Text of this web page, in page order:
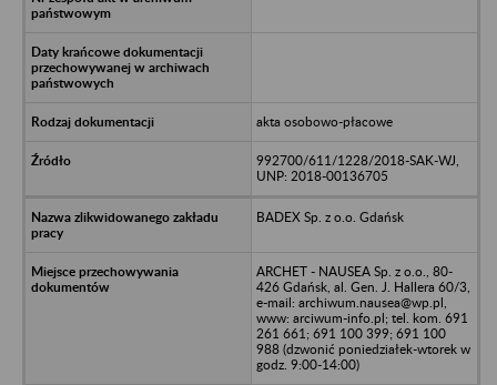
akta osobowo-płacowe
992700/611/1228/2018-SAK-WJ,
UNP: 2018-00136705
BADEX Sp. z o.o. Gdańsk
ARCHET - NAUSEA Sp. z o.o., 80-
426 Gdańsk, al. Gen. J. Hallera 60/3,
e-mail: archiwum.nausea@wp.pl,
www: arciwum-info.pl; tel. kom. 691
261 661; 691 100 399; 691 100
988 (dzwonić poniedziałek-wtorek w
godz. 9:00-14:00)